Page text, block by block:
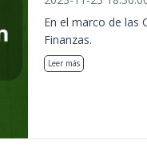
En el marco de las
Finanzas.
Leer más